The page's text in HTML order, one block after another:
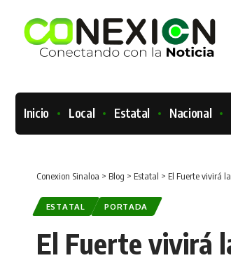
Inicio Local Estatal Nacional
Conexion Sinaloa > Blog > Estatal > El Fuerte vivirá
ESTATAL PORTADA
El Fuerte vivirá